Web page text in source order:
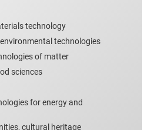
technology
technologies
of matter
sciences
for energy and
cultural heritage